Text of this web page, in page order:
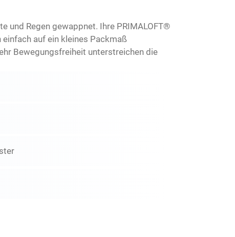
und Regen gewappnet. Ihre PRIMALOFT®
auf ein kleines Packmaß
Bewegungsfreiheit unterstreichen die